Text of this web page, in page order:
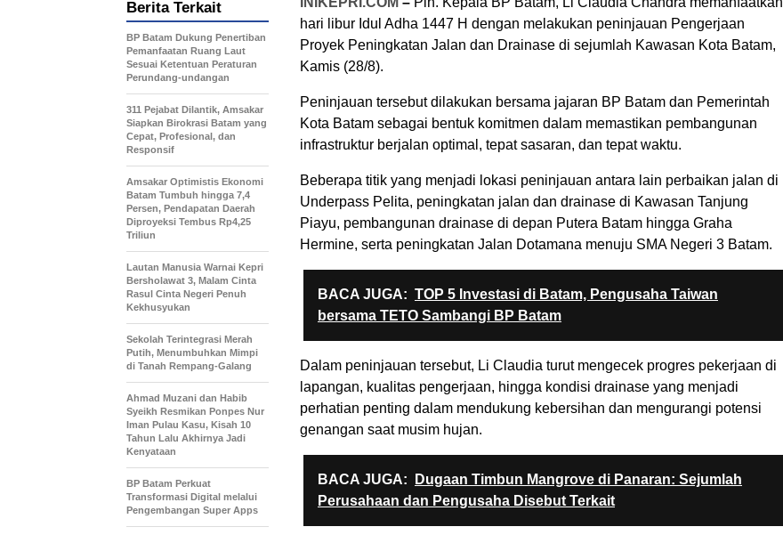
hari libur Idul Adha 1447 H dengan melakukan peninjauan Pengerjaan
Proyek Peningkatan Jalan dan Drainase di sejumlah Kawasan Kota Batam,
Kamis (28/8).
Peninjauan tersebut dilakukan bersama jajaran BP Batam dan Pemerintah
Kota Batam sebagai bentuk komitmen dalam memastikan pembangunan
infrastruktur berjalan optimal, tepat sasaran, dan tepat waktu.
Beberapa titik yang menjadi lokasi peninjauan antara lain perbaikan jalan di
Underpass Pelita, peningkatan jalan dan drainase di Kawasan Tanjung
Piayu, pembangunan drainase di depan Putera Batam hingga Graha
Hermine, serta peningkatan Jalan Dotamana menuju SMA Negeri 3 Batam.
BACA JUGA: TOP 5 Investasi di Batam, Pengusaha Taiwan
bersama TETO Sambangi BP Batam
Dalam peninjauan tersebut, Li Claudia turut mengecek progres pekerjaan di
lapangan, kualitas pengerjaan, hingga kondisi drainase yang menjadi
perhatian penting dalam mendukung kebersihan dan mengurangi potensi
genangan saat musim hujan.
BACA JUGA:
Dugaan Timbun Mangrove di Panaran: Sejumlah
Perusahaan dan Pengusaha Disebut Terkait
Berita Terkait
BP Batam Dukung Penertiban
Pemanfaatan Ruang Laut
Sesuai Ketentuan Peraturan
Perundang-undangan
311 Pejabat Dilantik, Amsakar
Siapkan Birokrasi Batam yang
Cepat, Profesional, dan
Responsif
Amsakar Optimistis Ekonomi
Batam Tumbuh hingga 7,4
Persen, Pendapatan Daerah
Diproyeksi Tembus Rp4,25
Triliun
Lautan Manusia Warnai Kepri
Bersholawat 3, Malam Cinta
Rasul Cinta Negeri Penuh
Kekhusyukan
Sekolah Terintegrasi Merah
Putih, Menumbuhkan Mimpi
di Tanah Rempang-Galang
Ahmad Muzani dan Habib
Syeikh Resmikan Ponpes Nur
Iman Pulau Kasu, Kisah 10
Tahun Lalu Akhirnya Jadi
Kenyataan
BP Batam Perkuat
Transformasi Digital melalui
Pengembangan Super Apps